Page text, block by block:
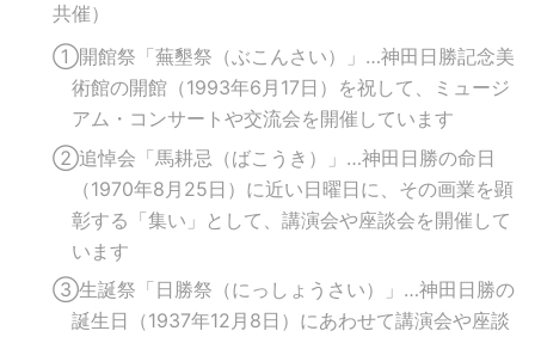
共催）
①開館祭「蕪墾祭（ぶこんさい）」…神田日勝記念美
術館の開館（1993年6月17日）を祝して、ミュージ
アム・コンサートや交流会を開催しています
②追悼会「馬耕忌（ばこうき）」…神田日勝の命日
（1970年8月25日）に近い日曜日に、その画業を顕
彰する「集い」として、講演会や座談会を開催して
います
③生誕祭「日勝祭（にっしょうさい）」…神田日勝の
誕生日（1937年12月8日）にあわせて講演会や座談